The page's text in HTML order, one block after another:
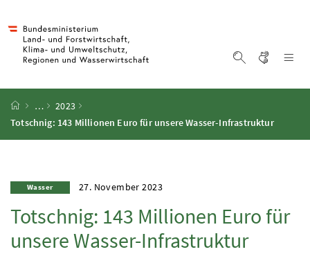
Startseite
…
2023
Totschnig: 143 Millionen Euro für unsere Wasser-Infrastruktur
Wasser 27. November 2023
Totschnig: 143 Millionen Euro für
unsere Wasser-Infrastruktur